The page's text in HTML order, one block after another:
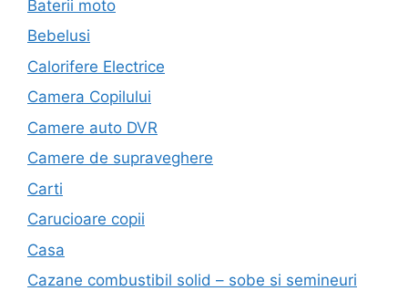
Baterii moto
Bebelusi
Calorifere Electrice
Camera Copilului
Camere auto DVR
Camere de supraveghere
Carti
Carucioare copii
Casa
Cazane combustibil solid – sobe si semineuri